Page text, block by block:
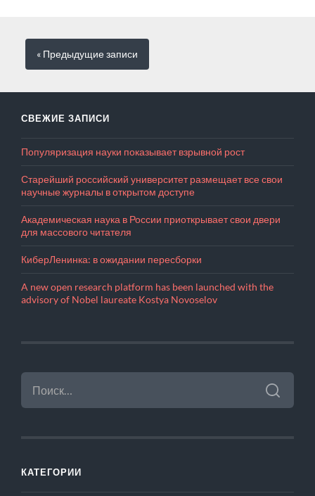
« Предыдущиезаписи
СВЕЖИЕ ЗАПИСИ
Популяризация науки показывает взрывной рост
Старейший российский университет размещает все свои
научные журналы в открытом доступе
Академическая наука в России приоткрывает свои двери
для массового читателя
КиберЛенинка: в ожидании пересборки
A new open research platform has been launched with the
advisory of Nobel laureate Kostya Novoselov
НАЙТИ:
КАТЕГОРИИ